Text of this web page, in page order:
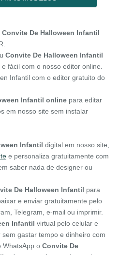
Convite De Halloween Infantil
Convite De Halloween Infantil
fácil com o nosso editor online.
Infantil com o editor gratuito do
Infantil online para editar
em nosso site sem instalar
Infantil digital em nosso site,
e personaliza gratuitamente com
saber nada de designer ou
De Halloween Infantil para
e enviar gratuitamente pelo
Telegram, e-mail ou imprimir.
Infantil virtual pelo celular e
gastar tempo e dinheiro com
WhatsApp o Convite De